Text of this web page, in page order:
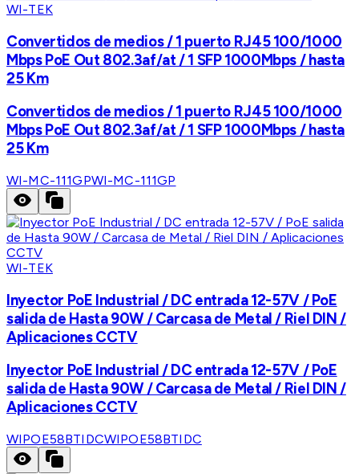
WI-TEK
Convertidos de medios / 1 puerto RJ45 100/1000
Mbps PoE Out 802.3af/at / 1 SFP 1000Mbps / hasta
25 Km
Convertidos de medios / 1 puerto RJ45 100/1000
Mbps PoE Out 802.3af/at / 1 SFP 1000Mbps / hasta
25 Km
WI-MC-111GPWI-MC-111GP
WI-TEK
Inyector PoE Industrial / DC entrada 12-57V / PoE
salida de Hasta 90W / Carcasa de Metal / Riel DIN /
Aplicaciones CCTV
Inyector PoE Industrial / DC entrada 12-57V / PoE
salida de Hasta 90W / Carcasa de Metal / Riel DIN /
Aplicaciones CCTV
WIPOE58BTIDCWIPOE58BTIDC